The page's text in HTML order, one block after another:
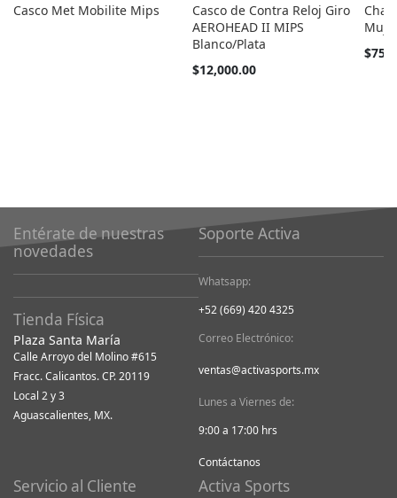
Casco Met Mobilite Mips
Casco de Contra Reloj Giro
AEROHEAD II MIPS
Blanco/Plata
$12,000.00
Tan
Entérate de nuestras
novedades
Tienda Física
Plaza Santa María
Calle Arroyo del Molino #615
Fracc. Calicantos. CP. 20119
Local 2 y 3
Aguascalientes, MX.
Soporte Activa
Whatsapp:
+52 (669) 420 4325
Correo Electrónico:
ventas@activasports.mx
Lunes a Viernes de:
9:00 a 17:00 hrs
Contáctanos
Servicio al Cliente Activa Sports